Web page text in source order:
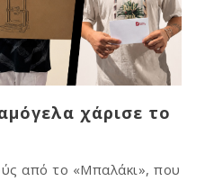
χάρισε το
από το «Μπαλάκι», που